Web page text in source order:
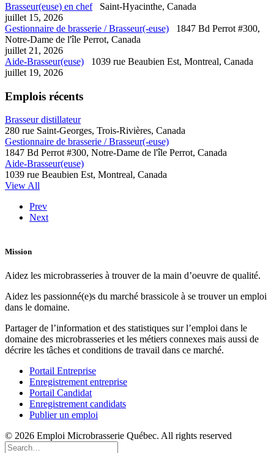
Brasseur(euse) en chef
Saint-Hyacinthe, Canada
juillet 15, 2026
Gestionnaire de brasserie / Brasseur(-euse)
1847 Bd Perrot #300,
Notre-Dame de l'île Perrot, Canada
juillet 21, 2026
Aide-Brasseur(euse)
1039 rue Beaubien Est, Montreal, Canada
juillet 19, 2026
Emplois récents
Brasseur distillateur
280 rue Saint-Georges, Trois-Rivières, Canada
Gestionnaire de brasserie / Brasseur(-euse)
1847 Bd Perrot #300, Notre-Dame de l'île Perrot, Canada
Aide-Brasseur(euse)
1039 rue Beaubien Est, Montreal, Canada
View All
Prev
Next
Mission
Aidez les microbrasseries à trouver de la main d’oeuvre de qualité.
Aidez les passionné(e)s du marché brassicole à se trouver un emploi
dans le domaine.
Partager de l’information et des statistiques sur l’emploi dans le
domaine des microbrasseries et les métiers connexes mais aussi de
décrire les tâches et conditions de travail dans ce marché.
Portail Entreprise
Enregistrement entreprise
Portail Candidat
Enregistrement candidats
Publier un emploi
© 2026 Emploi Microbrasserie Québec. All rights reserved